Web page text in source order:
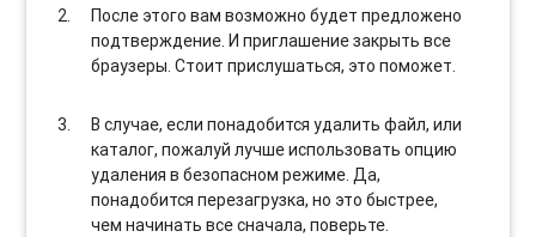
После этого вам возможно будет предложено
подтверждение. И приглашение закрыть все
браузеры. Стоит прислушаться, это поможет.
В случае, если понадобится удалить файл, или
каталог, пожалуй лучше использовать опцию
удаления в безопасном режиме. Да,
понадобится перезагрузка, но это быстрее,
чем начинать все сначала, поверьте.